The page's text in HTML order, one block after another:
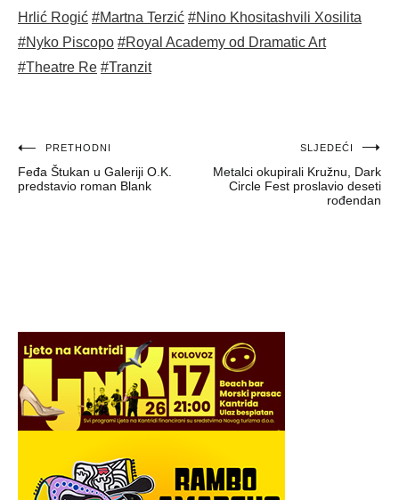
Hrlić Rogić #Martna Terzić #Nino Khositashvili Xosilita
#Nyko Piscopo #Royal Academy od Dramatic Art
#Theatre Re #Tranzit
Navigacija
objava
PRETHODNI
Feđa Štukan u Galeriji O.K.
predstavio roman Blank
SLJEDEĆI
Metalci okupirali Kružnu, Dark
Circle Fest proslavio deseti
rođendan